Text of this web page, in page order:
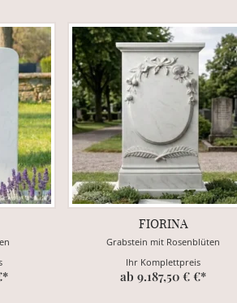
FIORINA
Grabstein mit Rosenblüten
Ihr Komplettpreis
ab 9.187,50 € €*